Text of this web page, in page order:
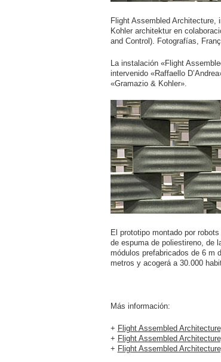
Flight Assembled Architecture,
Kohler architektur en
and Control). Fotografías,
La instalación «Flight
intervenido «Raffaello
«Gramazio & Kohler».
El prototipo montado por
de espuma de poliestireno, de
módulos prefabricados de 6 m
metros y acogerá a 30.000
Más información:
+ Flight Assembled
+ Flight Assembled
+ Flight Assembled